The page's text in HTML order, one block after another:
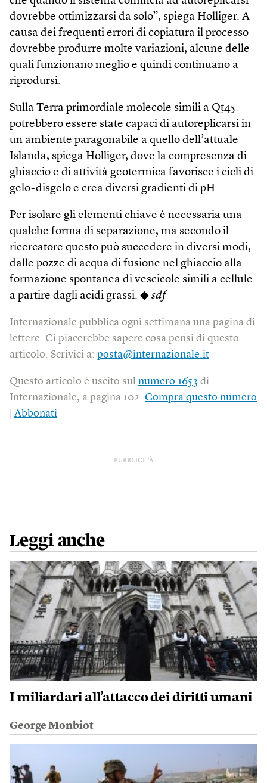
dovrebbe ottimizzarsi da solo”, spiega Holliger. A
causa dei frequenti errori di copiatura il processo
dovrebbe produrre molte variazioni, alcune delle
quali funzionano meglio e quindi continuano a
riprodursi.
Sulla Terra primordiale molecole simili a Qt45
potrebbero essere state capaci di autoreplicarsi in
un ambiente paragonabile a quello dell’attuale
Islanda, spiega Holliger, dove la compresenza di
ghiaccio e di attività geotermica favorisce i cicli di
gelo-disgelo e crea diversi gradienti di pH.
Per isolare gli elementi chiave è necessaria una
qualche forma di separazione, ma secondo il
ricercatore questo può succedere in diversi modi,
dalle pozze di acqua di fusione nel ghiaccio alla
formazione spontanea di vescicole simili a cellule
a partire dagli acidi grassi. ◆ sdf
Internazionale pubblica ogni settimana una pagina di
lettere. Ci piacerebbe sapere cosa pensi di questo
articolo. Scrivici a: posta@internazionale.it
Questo articolo è uscito sul numero 1653 di
Internazionale, a pagina 102. Compra questo numero
Abbonati
PUBBLICITÀ
Leggi anche
I miliardari all’attacco dei diritti umani
George Monbiot